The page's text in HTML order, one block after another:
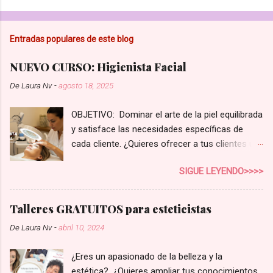
Entradas populares de este blog
NUEVO CURSO: Higienista Facial
DeLaura Nv -agosto 18, 2025
OBJETIVO: Dominar el arte de la piel equilibrada
y satisface las necesidades específicas de
cada cliente. ¿Quieres ofrecer a tus clientes un
la diferencia? En el competitivo mundo de la
estética, no basta con una limpieza superficial.
Tus clientes buscan soluciones reales,
personalizadas para su tipo de piel y sus
preocupaciones. Con nuestro curso de
la experta que tus clientes necesitan,
SIGUE LEYENDO>>>>
Talleres GRATUITOS para esteticistas
DeLaura Nv -abril 10, 2024
¿Eres un apasionado de la belleza y la